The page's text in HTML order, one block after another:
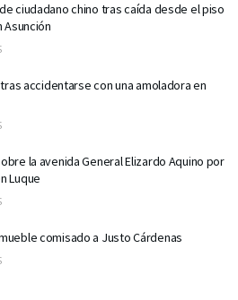
ciudadano chino tras caída desde el piso
Asunción
accidentarse con una amoladora en
la avenida General Elizardo Aquino por
Luque
comisado a Justo Cárdenas